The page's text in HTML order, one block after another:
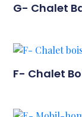
G- Chalet
F- Chalet